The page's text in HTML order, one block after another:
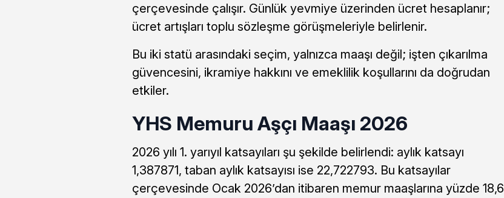
çerçevesinde çalışır. Günlük yevmiye üzerinden ücret hesaplanır;
ücret artışları toplu sözleşme görüşmeleriyle belirlenir.
Bu iki statü arasındaki seçim, yalnızca maaşı değil; işten çıkarılma
güvencesini, ikramiye hakkını ve emeklilik koşullarını da doğrudan
etkiler.
YHS Memuru Aşçı Maaşı 2026
2026 yılı 1. yarıyıl katsayıları şu şekilde belirlendi: aylık katsayı
1,387871, taban aylık katsayısı ise 22,722793. Bu katsayılar
çerçevesinde Ocak 2026’dan itibaren memur maaşlarına yüzde 18,6